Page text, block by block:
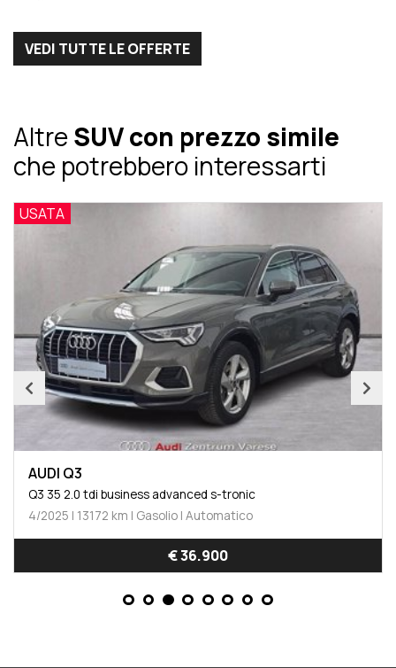
VEDI TUTTE LE OFFERTE
AltreSUV con prezzo simile
che potrebbero interessarti
USATA
AUDI Q3
Q3 35 2.0 tdi business advanced s-tronic
4/2025 | 13172 km | Gasolio | Automatico
€ 36.900